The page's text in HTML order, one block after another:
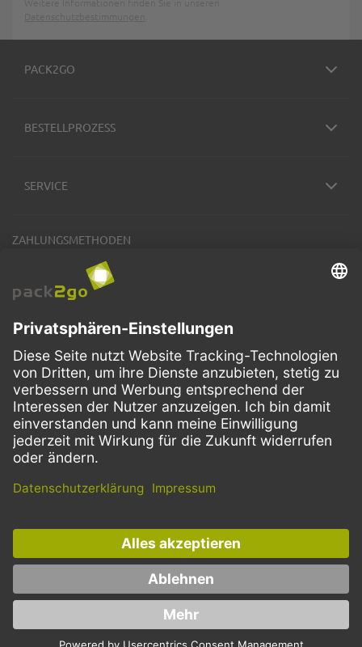
PACK2GO
BESTELLPROZESS
SERVICE
ZAHLUNGSMETHODEN
VERSANDARTEN
FacebookInstagramLinkedIn
Dieses Angebot ist ausschließlich für Gastronomie, Handel, Industrie,
Handwerk, öffentliche Einrichtungen und die freien Berufe bestimmt.
Die Bestellungen von Privatkunden sind ausgeschlossen.